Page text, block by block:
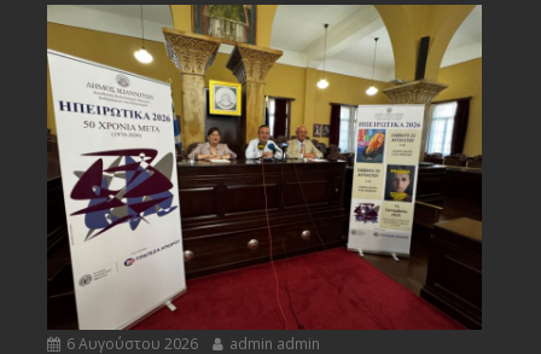
6 Αυγούστου 2026 admin admin